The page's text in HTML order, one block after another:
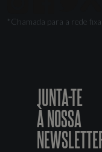
*Chamada para a rede
JUNTA-TE
À NOSSA